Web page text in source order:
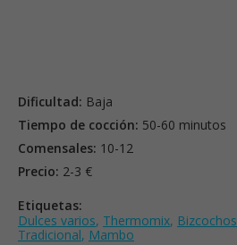
Dificultad: Baja
Tiempo de cocción: 50-60 minutos
Comensales: 10-12
Precio: 2-3 €
Etiquetas:
Dulces varios, Thermomix, Bizcochos
Tradicional, Mambo